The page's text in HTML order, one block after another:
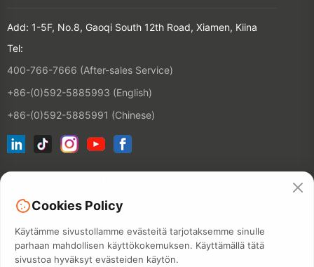
Add: 1-5F, No.8, Gaoqi South 12th Road, Xiamen, Kiina
Tel:
400-766-7666 (After-sales Service)
+86-(0)592-5885993 (English)
+86-(0)592-5885991 (Chinese)
Cookies Policy
Käytämme sivustollamme evästeitä tarjotaksemme sinulle
parhaan mahdollisen käyttökokemuksen. Käyttämällä tätä
sivustoa hyväksyt evästeiden käytön.